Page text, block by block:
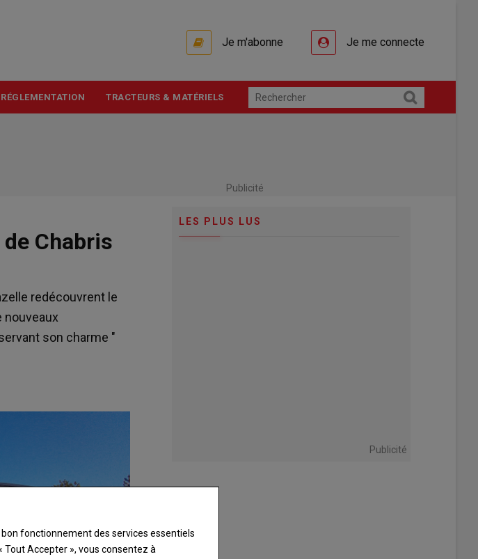
Je m'abonne Je me connecte
TRACTEURS & MATÉRIELS
Publicité
Chabris
redécouvrent le
nouveaux
son charme "
LES PLUS LUS
Publicité
fonctionnement des services essentiels
Tout Accepter », vous consentez à